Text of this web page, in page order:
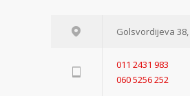
Golsvordijeva
011 2431 983
060 5256 252